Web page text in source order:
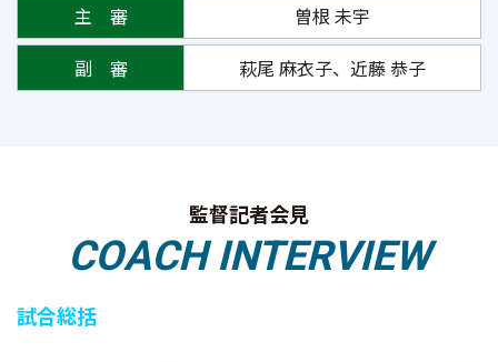
主 審
曽根 未宇
副 審
萩尾 麻衣子、近藤 恭子
監督記者会見
COACH INTERVIEW
試合総括